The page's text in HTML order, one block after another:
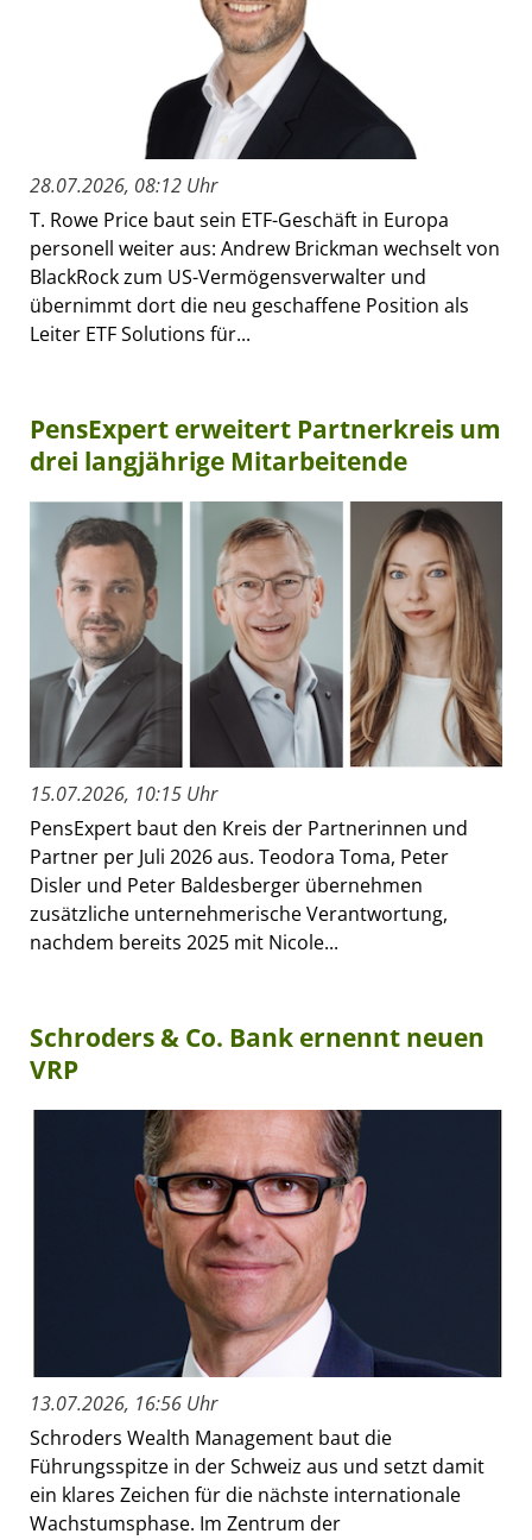
28.07.2026, 08:12 Uhr
T. Rowe Price baut sein ETF-Geschäft in Europa
personell weiter aus: Andrew Brickman wechselt von
BlackRock zum US-Vermögensverwalter und
übernimmt dort die neu geschaffene Position als
Leiter ETF Solutions für...
PensExpert erweitert Partnerkreis um
drei langjährige Mitarbeitende
15.07.2026, 10:15 Uhr
PensExpert baut den Kreis der Partnerinnen und
Partner per Juli 2026 aus. Teodora Toma, Peter
Disler und Peter Baldesberger übernehmen
zusätzliche unternehmerische Verantwortung,
nachdem bereits 2025 mit Nicole...
Schroders & Co. Bank ernennt neuen
VRP
13.07.2026, 16:56 Uhr
Schroders Wealth Management baut die
Führungsspitze in der Schweiz aus und setzt damit
ein klares Zeichen für die nächste internationale
Wachstumsphase. Im Zentrum der